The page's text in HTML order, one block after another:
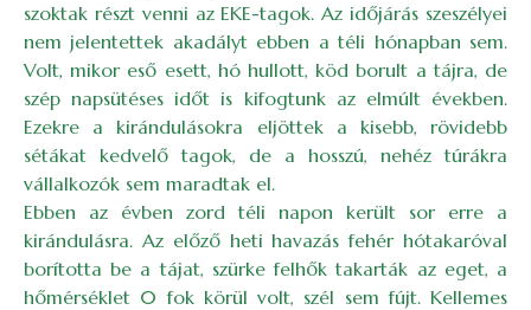
szoktak részt venni az EKE-tagok. Az időjárás szeszélyei
nem jelentettek akadályt ebben a téli hónapban sem.
Volt, mikor eső esett, hó hullott, köd borult a tájra, de
szép napsütéses időt is kifogtunk az elmúlt években.
Ezekre a kirándulásokra eljöttek a kisebb, rövidebb
sétákat kedvelő tagok, de a hosszú, nehéz túrákra
vállalkozók sem maradtak el.
Ebben az évben zord téli napon került sor erre a
kirándulásra. Az előző heti havazás fehér hótakaróval
borította be a tájat, szürke felhők takarták az eget, a
hőmérséklet 0 fok körül volt, szél sem fújt. Kellemes